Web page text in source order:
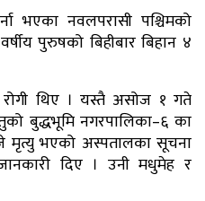
भएका नवलपरासी पश्चिमको
पुरुषको बिहीबार बिहान ४
रोगी थिए । यस्तै असोज १ गते
बुद्धभूमि नगरपालिका–६ का
मृत्यु भएको अस्पतालका सूचना
दिए । उनी मधुमेह र